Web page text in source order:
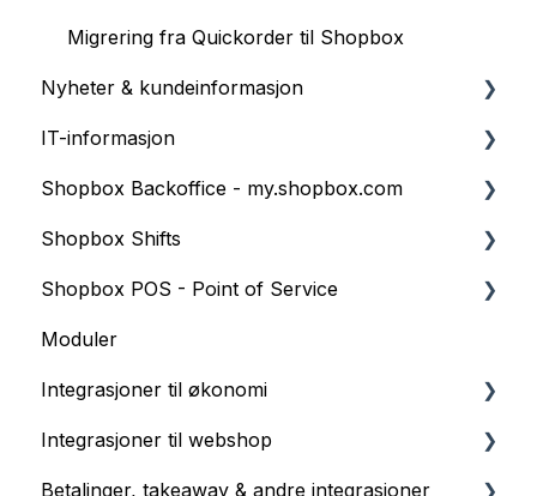
Migrering fra Quickorder til Shopbox
Nyheter & kundeinformasjon
Informasjon
Release Notes
IT-informasjon
Web
Windows
iOS
Shopbox POS
Shopbox Backoffice - my.shopbox.com
Produktkatalog
Butikkinnstillinger
Lager
Salg og Rapporter
økonomioversikt
Kontoinnstillinger
Shopbox Shifts
Oppsett av vaktplanlegging
Shopbox POS - Point of Service
Restaurantmodul
Produkter
Gavekort
Moduler
Integrasjoner til økonomi
Business Central
Tripletex
Integrasjoner til webshop
Shopify
Betalinger, takeaway & andre integrasjoner